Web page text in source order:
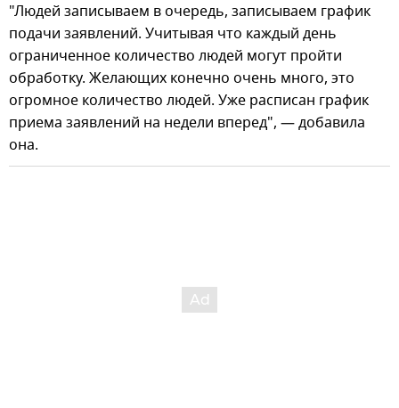
"Людей записываем в очередь, записываем график
подачи заявлений. Учитывая что каждый день
ограниченное количество людей могут пройти
обработку. Желающих конечно очень много, это
огромное количество людей. Уже расписан график
приема заявлений на недели вперед", — добавила
она.